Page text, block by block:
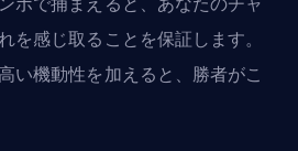
を感じ取ることを保証します。
い機動性を加えると、勝者がこ